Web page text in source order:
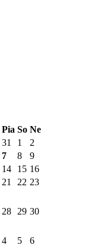
Pia So Ne
31 1
2
7 8
9
14 15 16
21 22 23
28 29 30
4 5 6